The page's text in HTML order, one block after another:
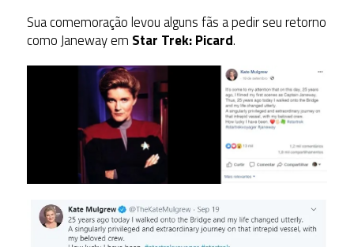
Sua comemoração levou alguns fãs a pedir seu retorno
como Janeway em Star Trek: Picard.